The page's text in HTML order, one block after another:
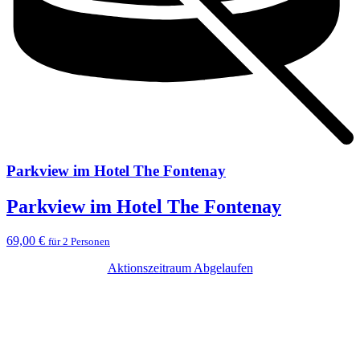
Parkview im Hotel The Fontenay
Parkview im Hotel The Fontenay
69,00 € für 2 Personen
Aktionszeitraum Abgelaufen